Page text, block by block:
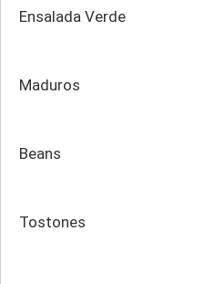
Ensalada Verde
Maduros
Beans
Tostones